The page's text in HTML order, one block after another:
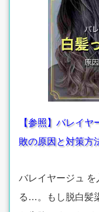
【参照】バレイ
敗の原因と対策方
バレイヤージュ を
る…。もし脱白髪